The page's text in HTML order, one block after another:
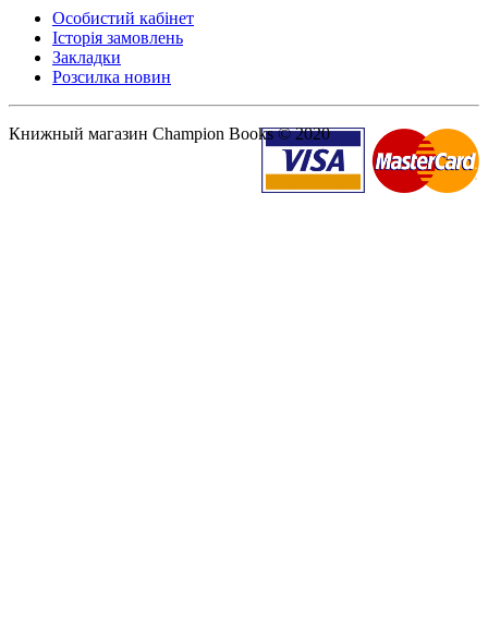
Особистий кабінет
Історія замовлень
Закладки
Розсилка новин
Книжный магазин Champion Books © 2020